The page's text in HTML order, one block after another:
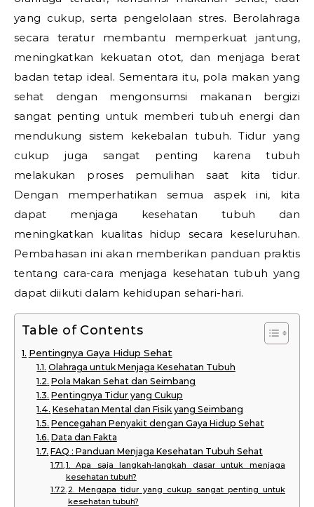
yang cukup, serta pengelolaan stres. Berolahraga
secara teratur membantu memperkuat jantung,
meningkatkan kekuatan otot, dan menjaga berat
badan tetap ideal. Sementara itu, pola makan yang
sehat dengan mengonsumsi makanan bergizi
sangat penting untuk memberi tubuh energi dan
mendukung sistem kekebalan tubuh. Tidur yang
cukup juga sangat penting karena tubuh
melakukan proses pemulihan saat kita tidur.
Dengan memperhatikan semua aspek ini, kita
dapat menjaga kesehatan tubuh dan
meningkatkan kualitas hidup secara keseluruhan.
Pembahasan ini akan memberikan panduan praktis
tentang cara-cara menjaga kesehatan tubuh yang
dapat diikuti dalam kehidupan sehari-hari.
Table of Contents
Pentingnya Gaya Hidup Sehat
Olahraga untuk Menjaga Kesehatan Tubuh
Pola Makan Sehat dan Seimbang
Pentingnya Tidur yang Cukup
Kesehatan Mental dan Fisik yang Seimbang
Pencegahan Penyakit dengan Gaya Hidup Sehat
Data dan Fakta
FAQ : Panduan Menjaga Kesehatan Tubuh Sehat
1. Apa saja langkah-langkah dasar untuk menjaga
kesehatan tubuh?
2. Mengapa tidur yang cukup sangat penting untuk
kesehatan tubuh?